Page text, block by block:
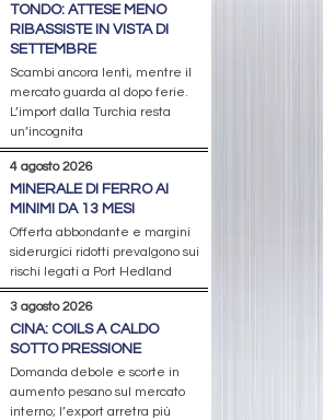
TONDO: ATTESE MENO
RIBASSISTE IN VISTA DI
SETTEMBRE
Scambi ancora lenti, mentre il
mercato guarda al dopo ferie.
L’import dalla Turchia resta
un’incognita
4 agosto 2026
MINERALE DI FERRO AI
MINIMI DA 13 MESI
Offerta abbondante e margini
siderurgici ridotti prevalgono sui
rischi legati a Port Hedland
3 agosto 2026
CINA: COILS A CALDO
SOTTO PRESSIONE
Domanda debole e scorte in
aumento pesano sul mercato
interno; l’export arretra più